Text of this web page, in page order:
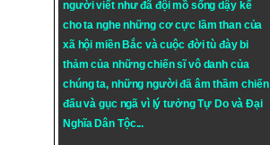
người viết như đã đội mồ sống dậy kể
cho ta nghe những cơ cực lầm than của
xã hội miền Bắc và cuộc đời tù đày bi
thảm của những chiến sĩ vô danh của
chúng ta, những người đã âm thầm chiến
đấu và gục ngã vì lý tưởngTự DovàĐại
Nghĩa Dân Tộc...